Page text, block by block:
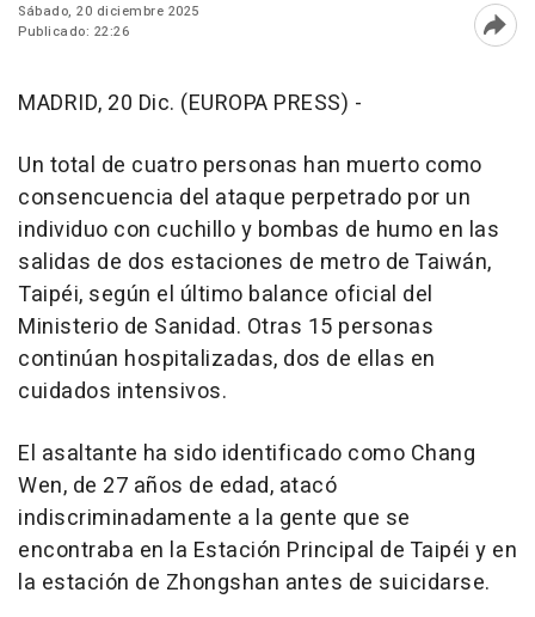
Sábado, 20 diciembre 2025
Publicado: 22:26
MADRID, 20 Dic. (EUROPA PRESS) -
Un total de cuatro personas han muerto como
consencuencia del ataque perpetrado por un
individuo con cuchillo y bombas de humo en las
salidas de dos estaciones de metro de Taiwán,
Taipéi, según el último balance oficial del
Ministerio de Sanidad. Otras 15 personas
continúan hospitalizadas, dos de ellas en
cuidados intensivos.
El asaltante ha sido identificado como Chang
Wen, de 27 años de edad, atacó
indiscriminadamente a la gente que se
encontraba en la Estación Principal de Taipéi y en
la estación de Zhongshan antes de suicidarse.